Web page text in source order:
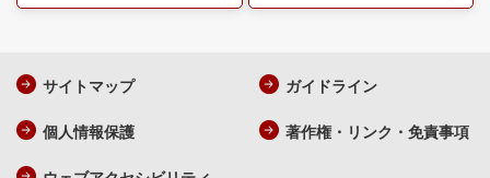
サイトマップ ガイドライン
個人情報保護 著作権・リンク・免責事項